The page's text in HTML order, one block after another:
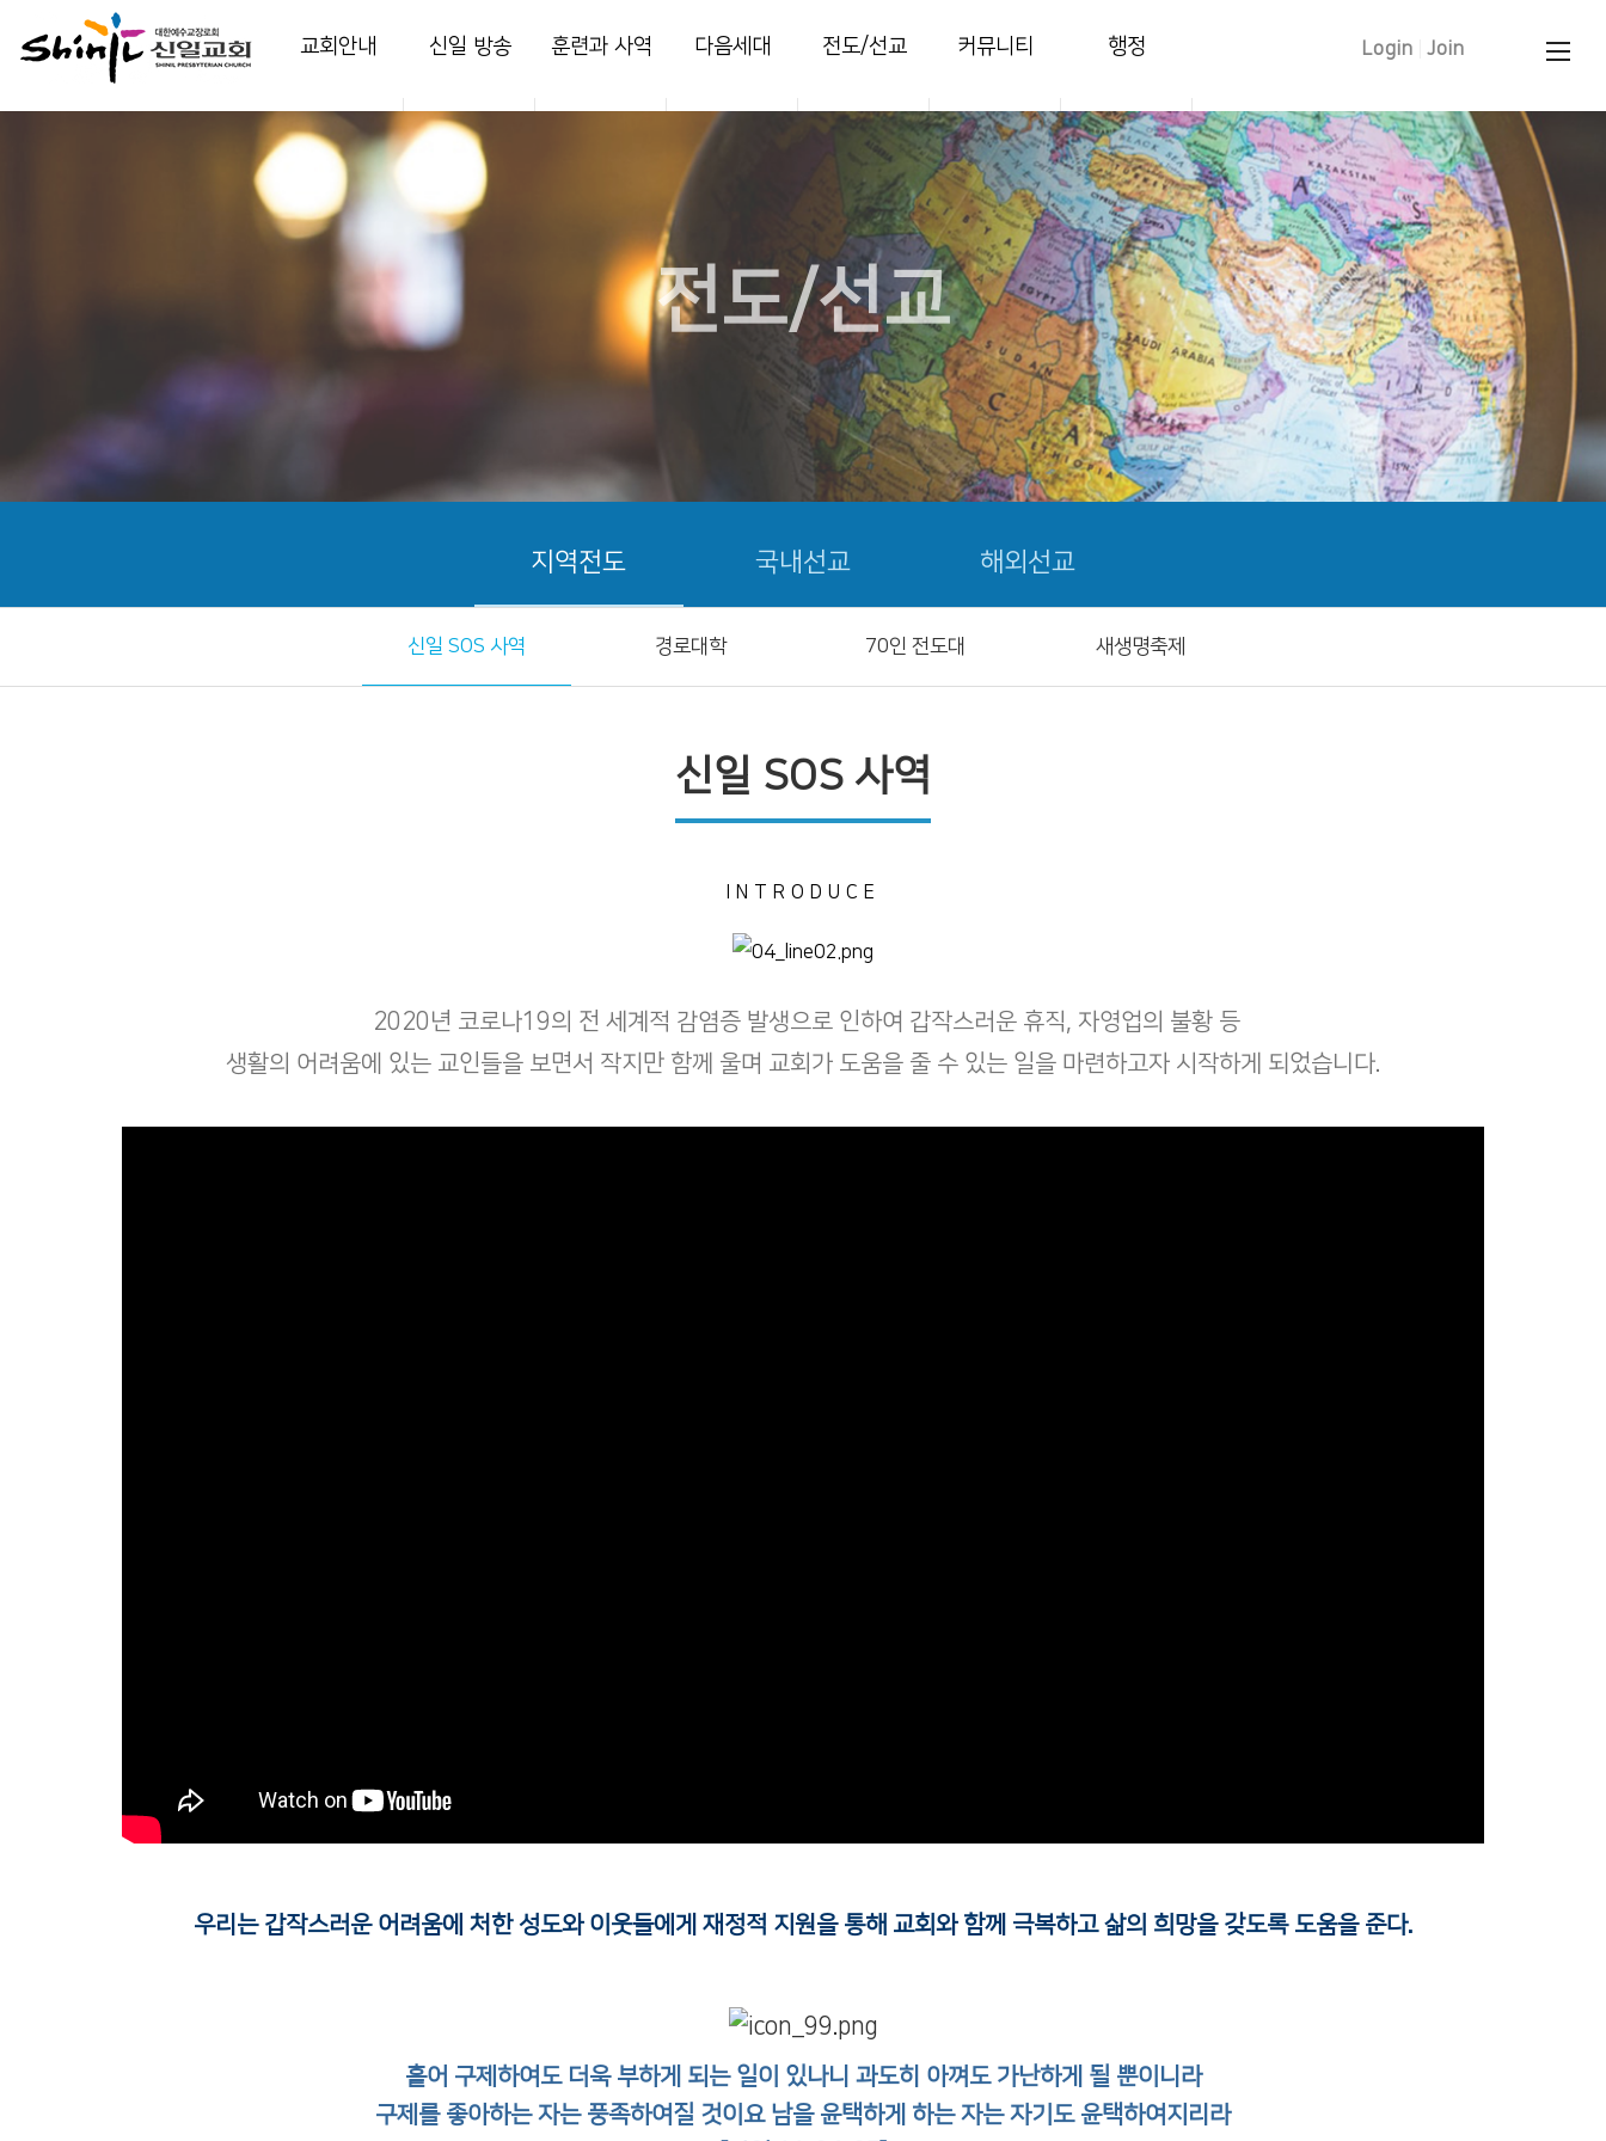
교회안내
인사말
교회소개
교회역사
예배안내
섬기는 이들
시설 안내
신일 방송
담임 목사 설교
부교역자 설교
다음 세대 영상
찬양
특별 영상
훈련과 사역
새가족
다음세대
영아부
초등부
청소년부
전도/선교
지역전도
국내선교
해외선교
커뮤니티
열린마당
사진 갤러리
주보
찬양콘티
세미나
세이레특별새벽
부흥회
행정
양육훈련 신청
태신자 작정
학습입교(유아)
세례 신청
중보기도 요청
문의 하기
교인증명서 신청
Login Join
전도/선교
지역전도 국내선교 해외선교
신일 SOS 사역 경로대학 70인 전도대 새생명축제
신일 SOS 사역
INTRODUCE
​2020년 코로나19의 전 세계적 감염증 발생으로 인하여 갑작스러운 휴직, 자영업의 불황 등
생활의 어려움에 있는 교인들을 보면서 작지만 함께 울며 교회가 도움을 줄 수 있는 일을 마련하고자 시작하게 되었습니다.
우리는 갑작스러운 어려움에 처한 성도와 이웃들에게 재정적 지원을 통해 교회와 함께 극복하고 삶의 희망을 갖도록 도움을 준다.
흩어 구제하여도 더욱 부하게 되는 일이 있나니 과도히 아껴도 가난하게 될 뿐이니라
구제를 좋아하는 자는 풍족하여질 것이요 남을 윤택하게 하는 자는 자기도 윤택하여지리라